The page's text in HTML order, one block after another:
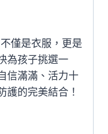
僅是衣服，更是
為孩子挑選一
信滿滿、活力十
護的完美結合！